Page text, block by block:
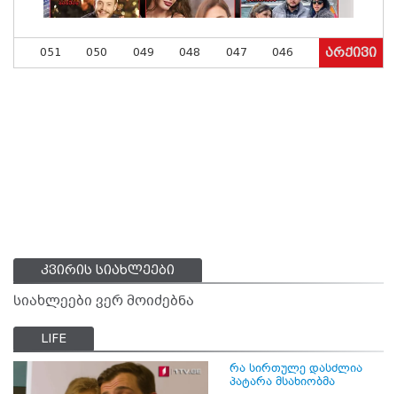
051 050 049 048 047 046 არქივი
კვირის სიახლეები
სიახლეები ვერ მოიძებნა
LIFE
რა სირთულე დასძლია
პატარა მსახიობმა